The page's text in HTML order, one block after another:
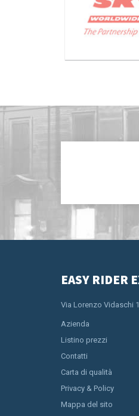
EASY RIDER
Via Lorenzo Vidaschi
Azienda
Listino prezzi
Contatti
Carta di qualità
Privacy & Policy
Mappa del sito